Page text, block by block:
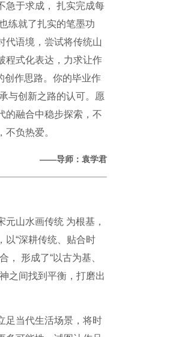
急于求成， 扎实完成每
练就了扎实的笔墨功
代语境，尝试将传统山
程式化表达，力求让作
创作思路。你的毕业作
与创新之路的认可。愿
的融合中稳步探索，不
负热爱。
——导师 ： 袁学君
山水画传统 为根基，
以“深耕传统、贴合时
， 形成了“以古为基、
之间找到平衡，打磨出
足当代生活场景，将时